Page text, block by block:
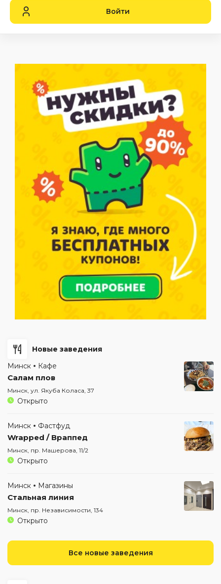
Войти
Новые заведения
Минск
Кафе
Салам плов
Минск, ул. Якуба Коласа, 37
Открыто
Минск Фастфуд
Wrapped / Враппед
Минск, пр. Машерова, 11/2
Открыто
Минск Магазины
Стальная линия
Минск, пр. Независимости, 134
Открыто
Все новые заведения